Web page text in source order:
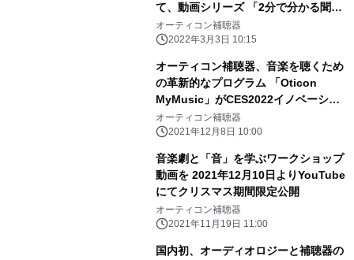
て、動画シリーズ 「2分で分かる聞こ
えの真実」を世界で配信 ～意外に知
られていない聞こえの真実、全5編を
オーティコン補聴器
2022年3月3日 10:15
オーティコン補聴器、音楽を聴くため
の革新的なプログラム 「Oticon
MyMusic」がCES2022イノベーショ
ンアワードを受賞
オーティコン補聴器
2021年12月8日 10:00
音楽劇と「音」を学ぶワークショップ
動画を 2021年12月10日よりYouTube
にてクリスマス期間限定公開
オーティコン補聴器
2021年11月19日 11:00
国内初、オーディオロジーと補聴器の